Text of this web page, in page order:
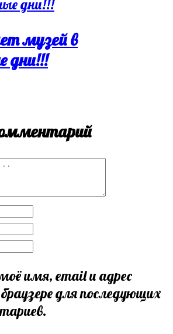
музей в
дни!!!
имя, email и адрес
для последующих